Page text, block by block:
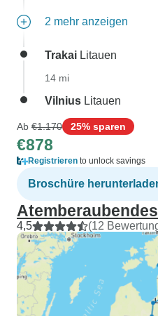
2 mehr anzeigen
Trakai Litauen
14 mi
Vilnius Litauen
Ab €1.170 25% sparen
€878
Registrieren to unlock savings
Broschüre
4,5 (12